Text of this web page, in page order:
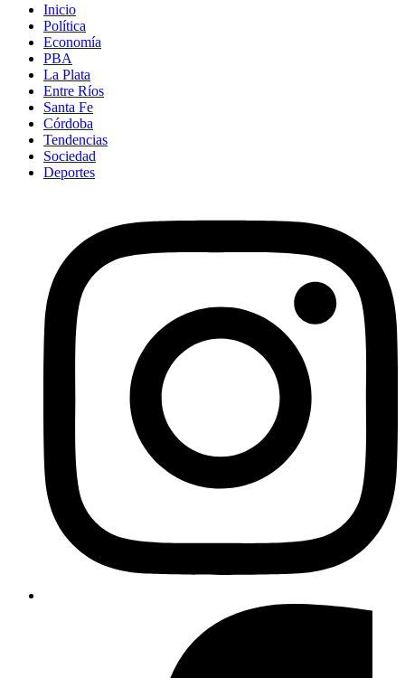
Inicio
Política
Economía
PBA
La Plata
Entre Ríos
Santa Fe
Córdoba
Tendencias
Sociedad
Deportes